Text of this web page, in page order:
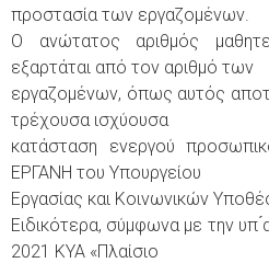
προστασία των εργαζομένων.
Ο ανώτατος αριθμός
εξαρτάται από τον αριθμό των
εργαζομένων, όπως αυτός
τρέχουσα ισχύουσα
κατάσταση ενεργού
ΕΡΓΑΝΗ του Υπουργείου
Εργασίας και Κοινωνικών
Ειδικότερα, σύμφωνα με την
2021 ΚΥΑ «Πλαίσιο